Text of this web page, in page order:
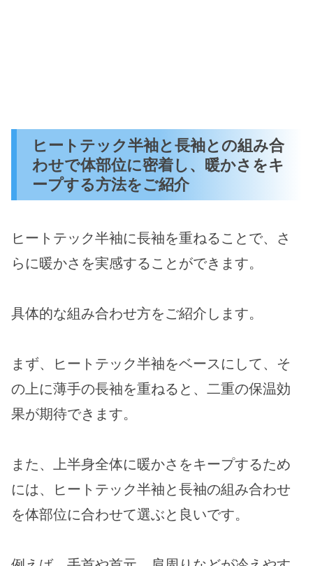
ヒートテック半袖と長袖との組み合
わせで体部位に密着し、暖かさをキ
ープする方法をご紹介
ヒートテック半袖に長袖を重ねることで、さ
らに暖かさを実感することができます。
具体的な組み合わせ方をご紹介します。
まず、ヒートテック半袖をベースにして、そ
の上に薄手の長袖を重ねると、二重の保温効
果が期待できます。
また、上半身全体に暖かさをキープするため
には、ヒートテック半袖と長袖の組み合わせ
を体部位に合わせて選ぶと良いです。